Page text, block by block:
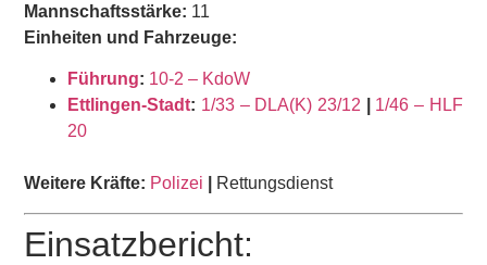
Mannschaftsstärke: 11
Einheiten und Fahrzeuge:
Führung: 10-2 – KdoW
Ettlingen-Stadt: 1/33 – DLA(K) 23/12
1/46 – HLF
20
Weitere Kräfte: Polizei Rettungsdienst
Einsatzbericht: